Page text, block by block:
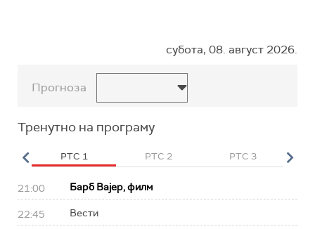
субота, 08. август 2026.
Прогноза
Тренутно на програму
РТС 1 РТС 2 РТС 3
21:00 Барб Вајер, филм
22:45 Вести